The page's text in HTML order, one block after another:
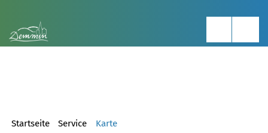
Startseite Service Karte